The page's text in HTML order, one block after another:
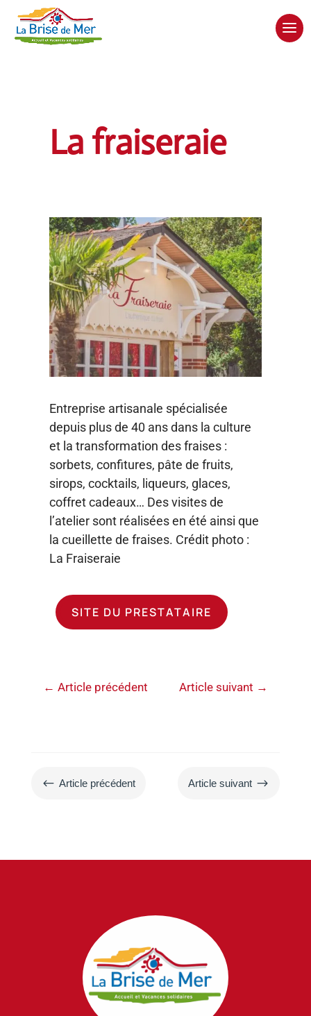
La fraiseraie
Entreprise artisanale spécialisée
depuis plus de 40 ans dans la culture
et la transformation des fraises :
sorbets, confitures, pâte de fruits,
sirops, cocktails, liqueurs, glaces,
coffret cadeaux… Des visites de
l’atelier sont réalisées en été ainsi que
la cueillette de fraises. Crédit photo :
La Fraiseraie
SITE DU PRESTATAIRE
←Article précédent Article suivant →
# Article précédent Article suivant $